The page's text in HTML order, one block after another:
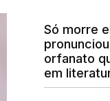
Só morre
orfanato
em